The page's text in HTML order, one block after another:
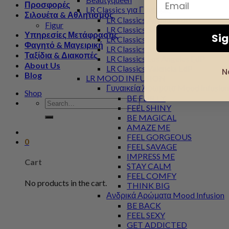
Προσφορές
Σιλουέτα & Αθλητισμός
Figur
Υπηρεσίες Μετάφρασης
Φαγητό & Μαγειρική
Ταξίδια & Διακοπές
About Us
Blog
Shop
Search
for:
0
Cart
No products in the cart.
LR Classics για Γυναίκες
LR Classics Antigua EdP
LR Classics Santorini EdP
LR Classics Hawaii EdP
LR Classics Marbella EdP
LR Classics Los Angeles EdP
LR Classics Valencia EdP
LR MOOD INFUSION
Γυναικεία Άρωματα Mood Infusion
BE FLIRTY
FEEL SHINY
BE MAGICAL
AMAZE ME
FEEL GORGEOUS
FEEL SAVAGE
IMPRESS ME
STAY CALM
FEEL COMFY
THINK BIG
Ανδρικά Αρώματα Mood Infusion
BE BACK
FEEL SEXY
GET ADDICTED